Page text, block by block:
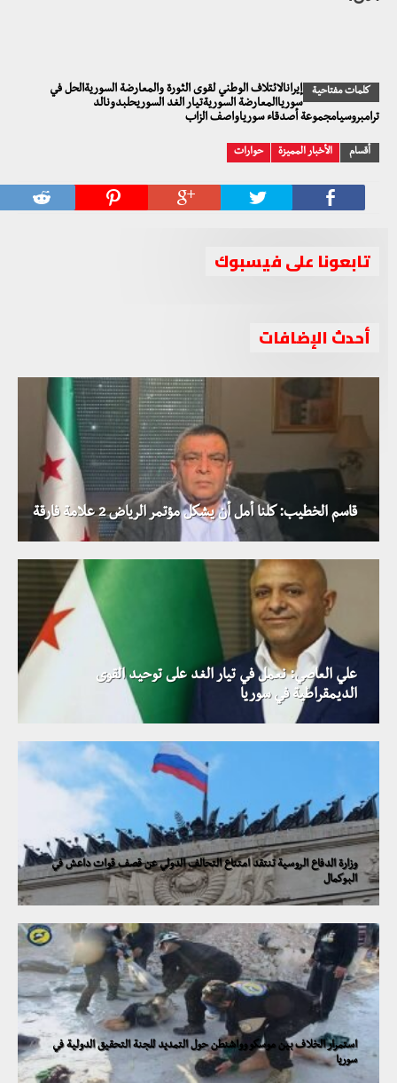
كلمات مفتاحية
إيرانالائتلاف الوطني لقوى الثورة والمعارضة السوريةالحل في
سورياالمعارضة السوريةتيار الغد السوريحلبدونالد
ترامبروسيامجموعة أصدقاء سورياواصف الزاب
أقسام الأخبار المميزة حوارات
تابعونا على فيسبوك
أحدث الإضافات
قاسم الخطيب: كلنا أمل أن يشكل مؤتمر الرياض 2 علامة فارقة
علي العاصي: نعمل في تيار الغد على توحيد القوى
الديمقراطية في سوريا
وزارة الدفاع الروسية تنتقد امتناع التحالف الدولي عن قصف قوات داعش في
البوكمال
استمرار الخلاف بين موسكو وواشنطن حول التمديد للجنة التحقيق الدولية في
سوريا